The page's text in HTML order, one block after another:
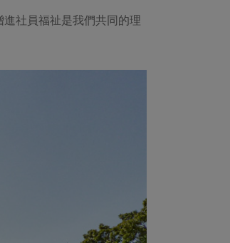
社員福祉是我們共同的理